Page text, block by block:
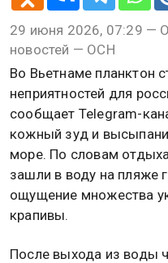
29 июня 2026, 07:29 —
новостей — ОСН
Во Вьетнаме планктон
неприятностей для
сообщает Telegram-
кожный зуд и
море. По словам
зашли в воду на пляже
ощущение множества
крапивы.
После выхода из воды